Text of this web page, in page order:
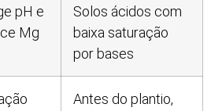
pH e
Mg
Solos ácidos com
baixa saturação
por bases
Antes do plantio,